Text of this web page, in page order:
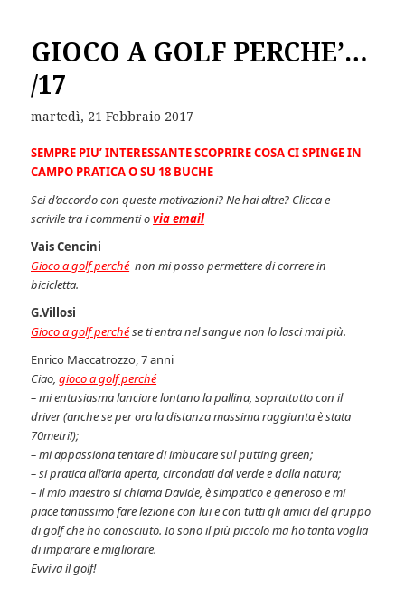
GIOCO A GOLF PERCHE’…
/17
martedì, 21 Febbraio 2017
SEMPRE PIU’ INTERESSANTE SCOPRIRE COSA CI SPINGE IN
CAMPO PRATICA O SU 18 BUCHE
Sei d’accordo con queste motivazioni? Ne hai altre? Clicca e
scrivile tra i commenti ovia email
Vais Cencini
Gioco a golf perché non mi posso permettere di correre in
bicicletta.
G.Villosi
Gioco a golf perchése ti entra nel sangue non lo lasci mai più.
Enrico Maccatrozzo, 7 anni
Ciao,gioco a golf perché
– mi entusiasma lanciare lontano la pallina, soprattutto con il
driver (anche se per ora la distanza massima raggiunta è stata
70metri!);
– mi appassiona tentare di imbucare sul putting green;
– si pratica all’aria aperta, circondati dal verde e dalla natura;
– il mio maestro si chiama Davide, è simpatico e generoso e mi
piace tantissimo fare lezione con lui e con tutti gli amici del gruppo
di golf che ho conosciuto. Io sono il più piccolo ma ho tanta voglia
di imparare e migliorare.
Evviva il golf!